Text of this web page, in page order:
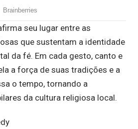
seu lugar entre as
que sustentam a identidade
da fé. Em cada gesto, canto e
a força de suas tradições e a
o tempo, tornando a
da cultura religiosa local.